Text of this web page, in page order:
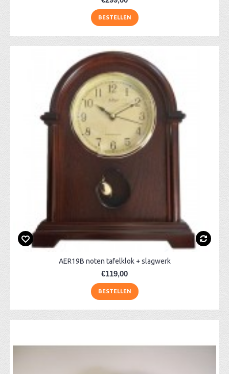
BESTELLEN
AER19B noten tafelklok + slagwerk
€119,00
BESTELLEN